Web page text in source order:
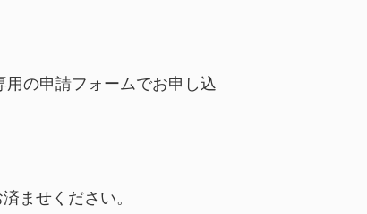
の申請フォームでお申し込
ませください。